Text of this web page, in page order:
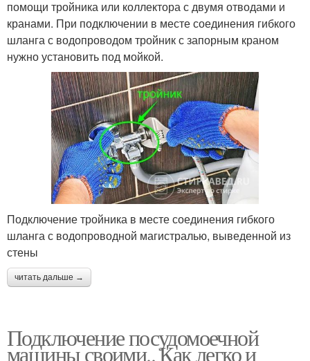
помощи тройника или коллектора с двумя отводами и
кранами. При подключении в месте соединения гибкого
шланга с водопроводом тройник с запорным краном
нужно установить под мойкой.
Подключение тройника в месте соединения гибкого
шланга с водопроводной магистралью, выведенной из
стены
читать дальше →
Подключение посудомоечной
машины своими.. Как легко и